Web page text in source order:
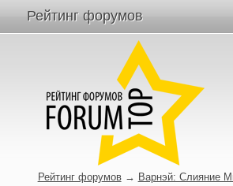
Рейтинг форумов
Рейтинг форумов → Варнэй: Слияние